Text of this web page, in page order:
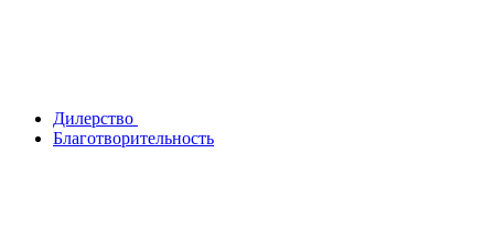
Дилерство
Благотворительность